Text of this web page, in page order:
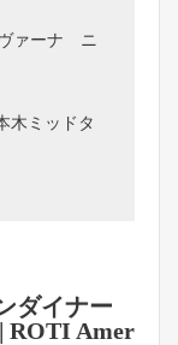
ァーナ ニ
木ミッドタ
ダイナー
ROTI Amer